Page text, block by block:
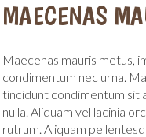
MAECENAS
Maecenas mauris metus,
condimentum nec urna.
tincidunt condimentum sit
nulla. Aliquam vel lacinia
rutrum. Aliquam